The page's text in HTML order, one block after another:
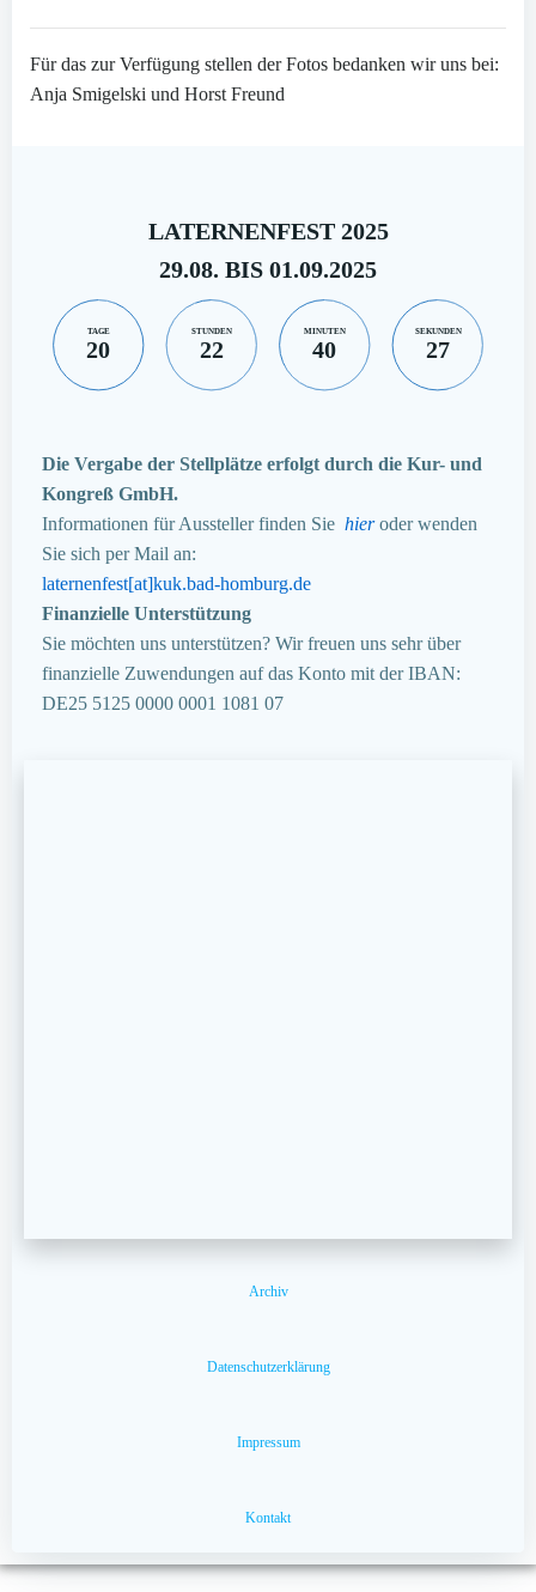
Für das zur Verfügung stellen der Fotos bedanken wir uns bei:
Anja Smigelski und Horst Freund
LATERNENFEST 2025
29.08. BIS 01.09.2025
TAGE
20
STUNDEN
22
MINUTEN
40
SEKUNDEN
27
Die Vergabe der Stellplätze erfolgt durch die Kur- und
Kongreß GmbH.
Informationen für Aussteller finden Sie hieroder wenden
Sie sich per Mail an:
laternenfest[at]kuk.bad-homburg.de
Finanzielle Unterstützung
Sie möchten uns unterstützen? Wir freuen uns sehr über
finanzielle Zuwendungen auf das Konto mit der IBAN:
DE25 5125 0000 0001 1081 07
Archiv
Datenschutzerklärung
Impressum
Kontakt